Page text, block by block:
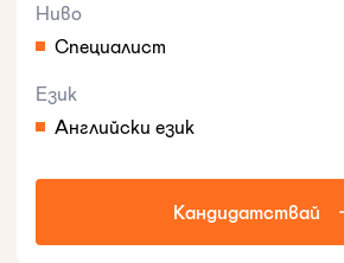
Ниво
Специалист
Език
Английски език
Кандидатствай